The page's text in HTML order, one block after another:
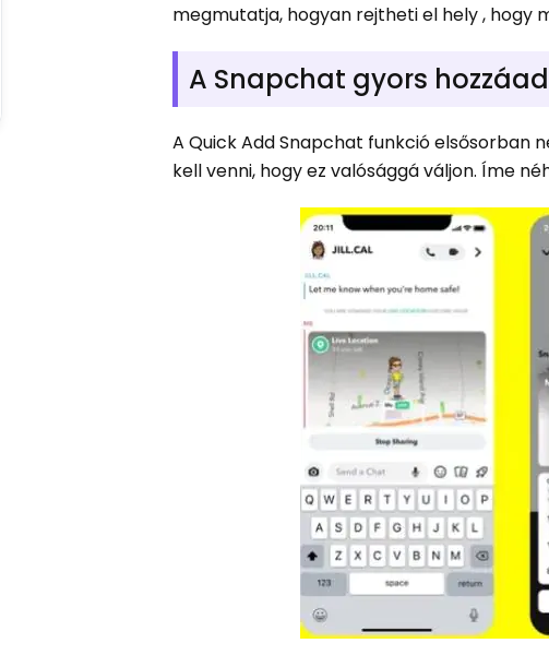
megmutatja, hogyan rejtheti el hely , hogy
A Snapchat gyors
A Quick Add Snapchat funkció elsősorban
kell venni, hogy ez valósággá váljon. Íme